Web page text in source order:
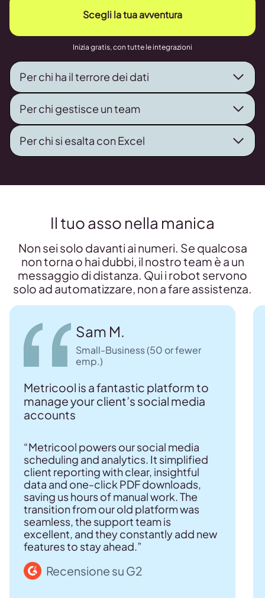
Scegli la tua avventura
Inizia gratis, con tutte le integrazioni
Per chi ha il terrore dei dati
Per chi gestisce un team
Per chi si esalta con Excel
Il tuo asso nella manica
Non sei solo davanti ai numeri. Se qualcosa
non torna o hai dubbi, il nostro team è a un
messaggio di distanza. Qui i robot servono
solo ad automatizzare, non a fare assistenza.
Sam M.
Small-Business (50 or fewer
emp.)
Metricool is a fantastic platform to
manage your client’s social media
accounts
“Metricool powers our social media
scheduling and analytics. It simplified
client reporting with clear, insightful
data and one-click PDF downloads,
saving us hours of manual work. The
transition from our old platform was
seamless, the support team is
excellent, and they constantly add new
features to stay ahead.”
Recensione su G2